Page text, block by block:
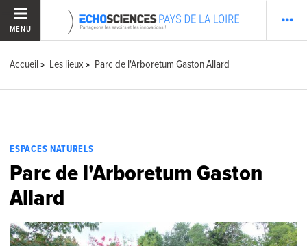
MENU
Accueil Les lieux Parc de l'Arboretum Gaston Allard
ESPACES NATURELS
Parc de l'Arboretum Gaston
Allard